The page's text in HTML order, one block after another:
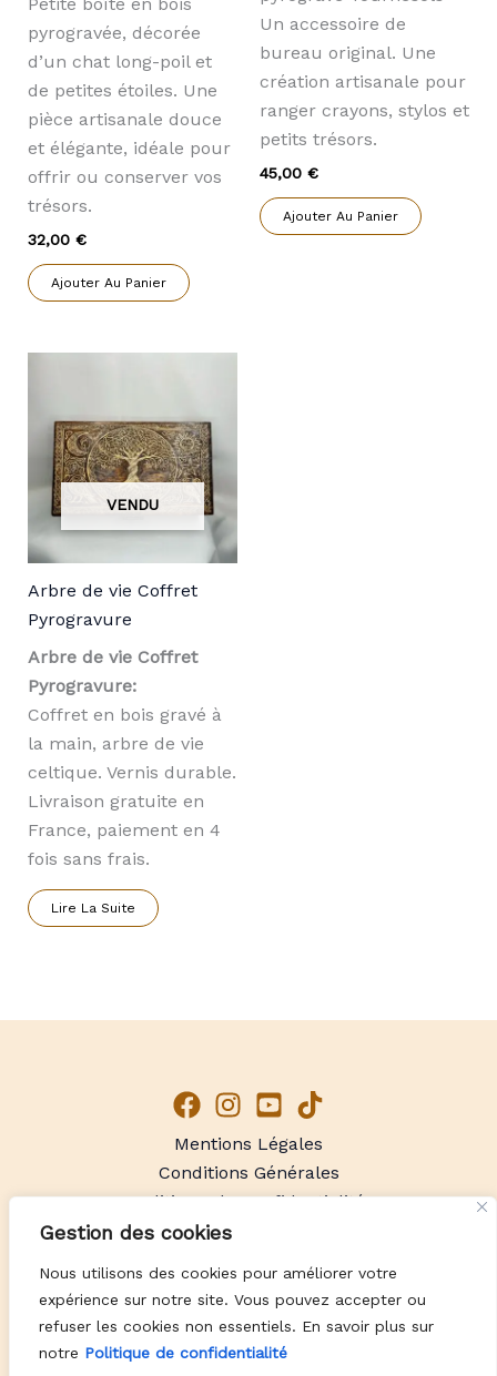
Gestion des cookies
Nous utilisons des cookies pour améliorer votre
expérience sur notre site. Vous pouvez accepter ou
refuser les cookies non essentiels. En savoir plus sur
notre Politique de confidentialité
pyrogravée, décorée
d’un chat long-poil et
de petites étoiles. Une
pièce artisanale douce
et élégante, idéale pour
offrir ou conserver vos
trésors.
32,00 €
Ajouter Au Panier
Un accessoire de
bureau original. Une
création artisanale pour
ranger crayons, stylos et
petits trésors.
45,00 €
Ajouter Au Panier
Arbre de vie Coffret
Pyrogravure
Arbre de vie Coffret
Pyrogravure:
Coffret en bois gravé à
la main, arbre de vie
celtique. Vernis durable.
Livraison gratuite en
France, paiement en 4
fois sans frais.
Lire La Suite
Mentions Légales
Conditions Générales
Politique de Confidentialité
Pyro'Art
66 CERET - Pyrénées-Orientales
© 2026 Pyro'Art. Powered by La Dauphinelle.